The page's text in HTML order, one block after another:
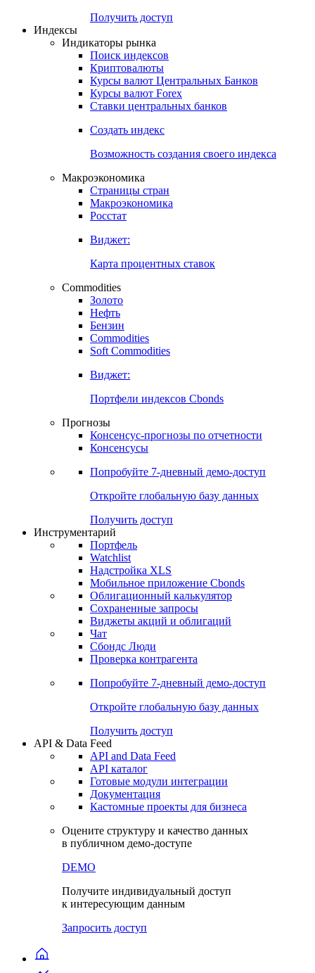
Получить доступ
Индексы
Индикаторы рынка
Поиск индексов
Криптовалюты
Курсы валют Центральных Банков
Курсы валют Forex
Ставки центральных банков
Создать индекс
Возможность создания своего индекса
Макроэкономика
Страницы стран
Макроэкономика
Росстат
Виджет:
Карта процентных ставок
Commodities
Золото
Нефть
Бензин
Commodities
Soft Commodities
Виджет:
Портфели индексов Cbonds
Прогнозы
Консенсус-прогнозы по отчетности
Консенсусы
Попробуйте 7-дневный демо-доступ
Откройте глобальную базу данных
Получить доступ
Инструментарий
Портфель
Watchlist
Надстройка XLS
Мобильное приложение Cbonds
Облигационный калькулятор
Сохраненные запросы
Виджеты акций и облигаций
Чат
Сбондс Люди
Проверка контрагента
Попробуйте 7-дневный демо-доступ
Откройте глобальную базу данных
Получить доступ
API & Data Feed
API and Data Feed
API каталог
Готовые модули интеграции
Документация
Кастомные проекты для бизнеса
Оцените структуру и качество данных
в публичном демо-доступе
DEMO
Получите индивидуальный доступ
к интересующим данным
Запросить доступ